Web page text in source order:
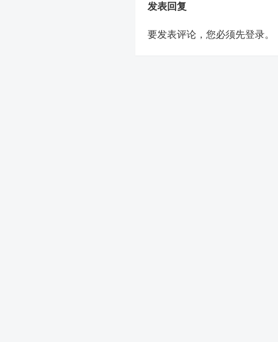
发表回复
要发表评论，您必须先登录。